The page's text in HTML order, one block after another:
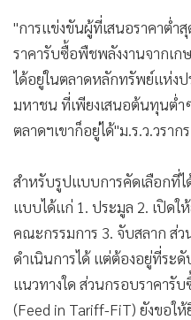
• Motoring
• เกม
• วิทยาศาสตร์
• SMEs
• หุ้น
• กองทุนรวม
•
Factcheck
• News1
"การแข่งขันผู้ที่เสนอราคาต่ำ
ราคารับซื้อพืชพลังงานจากเก
ได้อยู่ในตลาดหลักทรัพย์แห่งป
มหาชน ที่เพียงเสนอต้นทุนต่ำ
ตลาดฯเขาก็อยู่ได้"ม.ร.ว.วราก
สำหรับรูปแบบการคัดเลือกที่
แบบได้แก่ 1. ประมูล 2. เปิดใ
คณะกรรมการ 3. จับสลาก ส่ว
ดำเนินการได้ แต่ต้องอยู่ที่ระ
แนวทางใด ส่วนกรอบราคารั
(Feed in Tariff-FiT) ยังขอใ